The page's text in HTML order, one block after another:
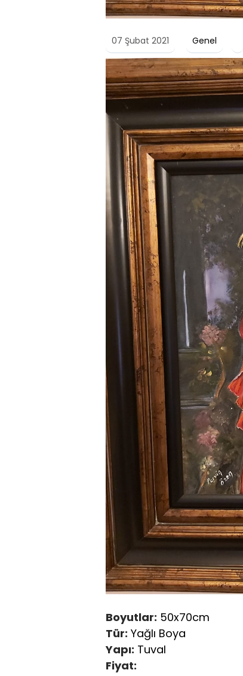
07 Şubat 2021 Genel
Boyutlar: 50x70cm
Tür: Yağlı Boya
Yapı: Tuval
Fiyat: